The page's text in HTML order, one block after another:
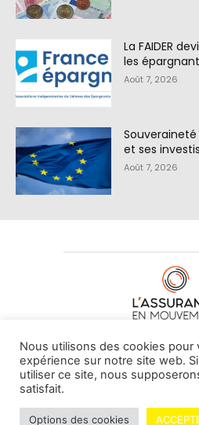
La FAIDER
les
Août 7, 2026
et ses
Août 7, 2026
À PROPOS DE
© L'assurance en mouvement -By
Nous utilisons des cookies pour
expérience sur notre site web.
utiliser ce site, nous
satisfait.
Options des cookies